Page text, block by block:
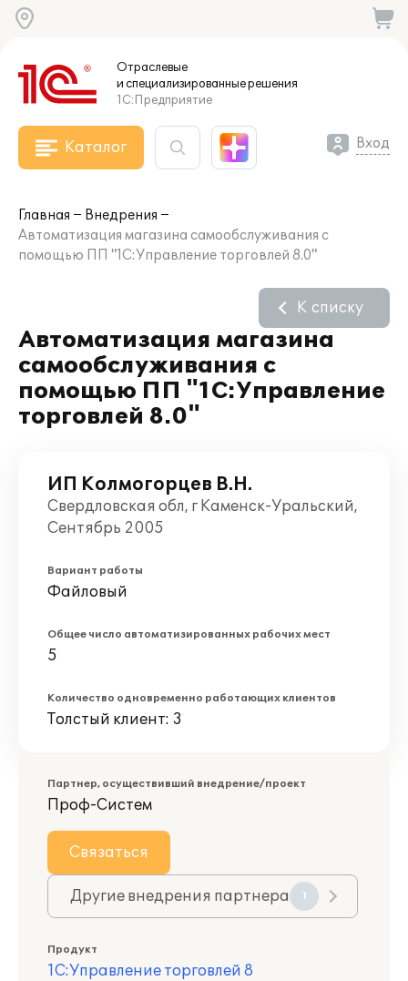
Отраслевые
и специализированныерешения
1С:Предприятие
Каталог Вход
Главная
Внедрения
Автоматизация магазина самообслуживания с
помощью ПП "1С:Управление торговлей 8.0"
Автоматизация магазина
самообслуживания с
помощью ПП "1С:Управление
торговлей 8.0"
К списку
ИП Колмогорцев В.Н.
Свердловская обл, г Каменск-Уральский,
Сентябрь 2005
Вариант работы
Файловый
Общее число автоматизированных рабочих мест
5
Количество одновременно работающих клиентов
Толстый клиент: 3
Партнер, осуществивший внедрение/проект
Проф-Систем
Связаться
Другие внедрения партнера 1
Продукт
1С:Управление торговлей 8